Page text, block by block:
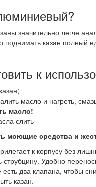
значительно легче
поднимать казан полный
к
масло и нагреть,
масло!
слить
моющие средства и
к корпусу без
струбцину. Удобно
два клапана, чтобы
казан.